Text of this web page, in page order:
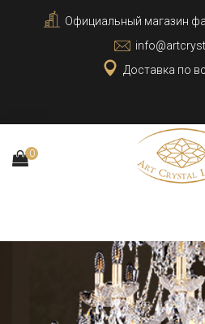
Официальный магазин
Доставка по
0